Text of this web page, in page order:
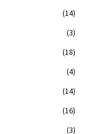
(14)
(3)
(18)
(4)
(14)
(16)
(3)